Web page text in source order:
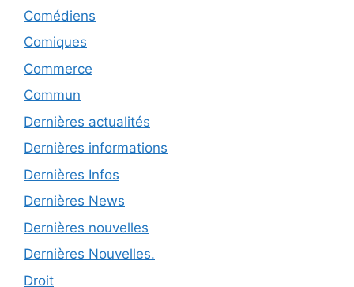
Comédiens
Comiques
Commerce
Commun
Dernières actualités
Dernières informations
Dernières Infos
Dernières News
Dernières nouvelles
Dernières Nouvelles.
Droit